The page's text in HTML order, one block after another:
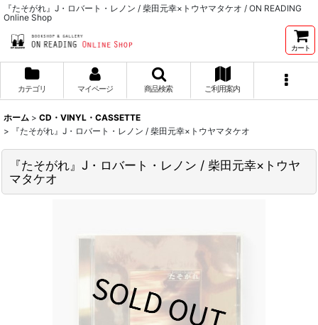
『たそがれ』J・ロバート・レノン / 柴田元幸×トウヤマタケオ / ON READING
Online Shop
カート
カテゴリ マイページ 商品検索 ご利用案内
ホーム > CD・VINYL・CASSETTE
>
『たそがれ』J・ロバート・レノン / 柴田元幸×トウヤマタケオ
『たそがれ』J・ロバート・レノン / 柴田元幸×トウヤ
マタケオ